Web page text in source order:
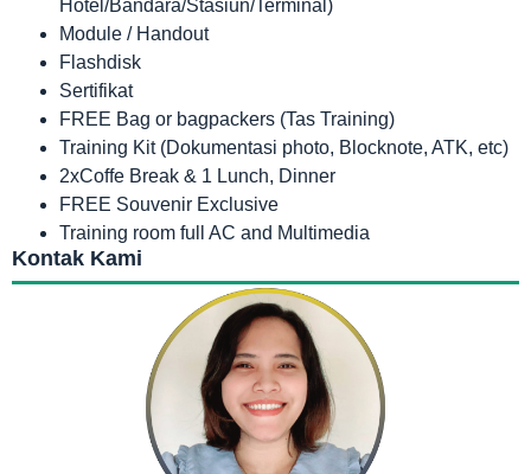
Hotel/Bandara/Stasiun/Terminal)
Module / Handout
Flashdisk
Sertifikat
FREE Bag or bagpackers (Tas Training)
Training Kit (Dokumentasi photo, Blocknote, ATK, etc)
2xCoffe Break & 1 Lunch, Dinner
FREE Souvenir Exclusive
Training room full AC and Multimedia
Kontak Kami